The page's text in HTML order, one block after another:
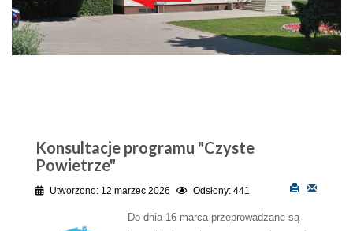
Konsultacje programu "Czyste
Powietrze"
Utworzono: 12 marzec 2026 Odsłony: 441
Do dnia 16 marca przeprowadzane są